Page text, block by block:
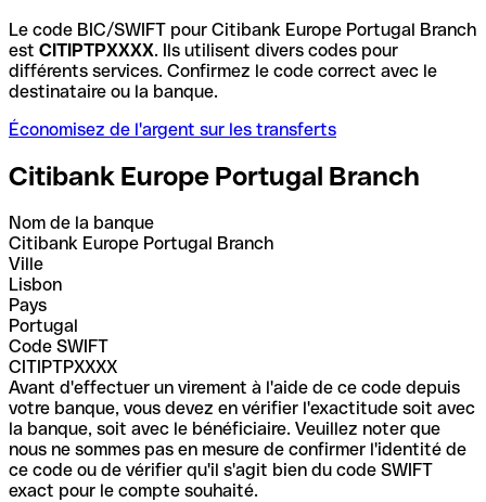
Le code BIC/SWIFT pour Citibank Europe Portugal Branch
est CITIPTPXXXX. Ils utilisent divers codes pour
différents services. Confirmez le code correct avec le
destinataire ou la banque.
Économisez de l'argent sur les transferts
Citibank Europe Portugal Branch
Nom de la banque
Citibank Europe Portugal Branch
Ville
Lisbon
Pays
Portugal
Code SWIFT
CITIPTPXXXX
Avant d'effectuer un virement à l'aide de ce code depuis
votre banque, vous devez en vérifier l'exactitude soit avec
la banque, soit avec le bénéficiaire. Veuillez noter que
nous ne sommes pas en mesure de confirmer l'identité de
ce code ou de vérifier qu'il s'agit bien du code SWIFT
exact pour le compte souhaité.